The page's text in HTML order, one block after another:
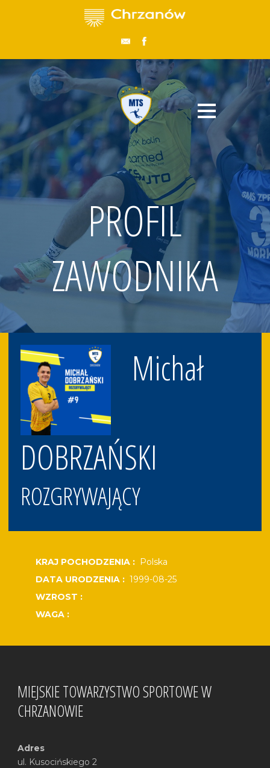
PROFIL
ZAWODNIKA
Michał
DOBRZAŃSKI
ROZGRYWAJĄCY
KRAJ POCHODZENIA : Polska
DATA URODZENIA : 1999-08-25
WZROST :
WAGA :
MIEJSKIE TOWARZYSTWO SPORTOWE W
CHRZANOWIE
Adres
ul. Kusocińskiego 2